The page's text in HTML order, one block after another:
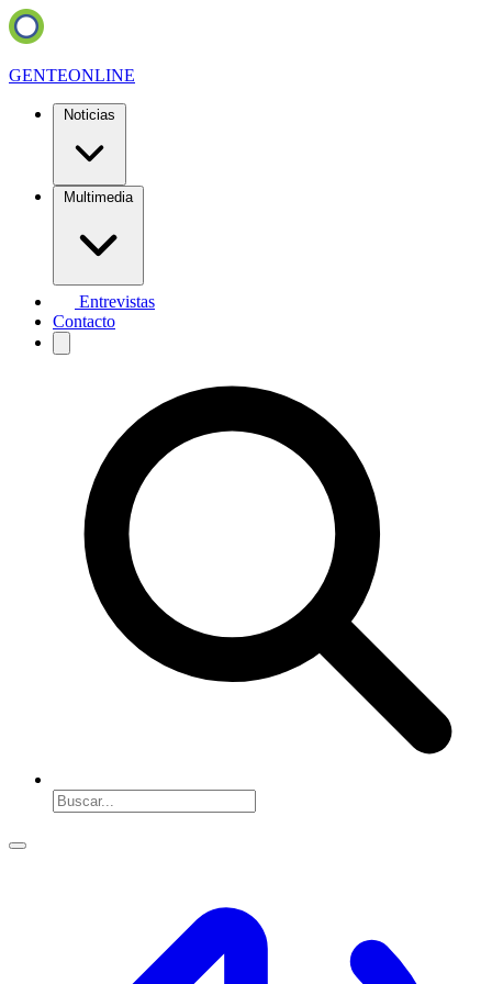
GENTEONLINE
Noticias
Multimedia
Entrevistas
Contacto